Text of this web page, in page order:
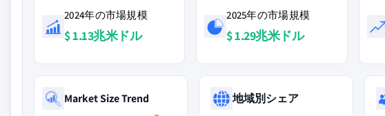
2024年の市場規模
$ 1.13兆米ドル
2025年の市場規模
$ 1.29兆米ドル
Market Size Trend
地域別シェア